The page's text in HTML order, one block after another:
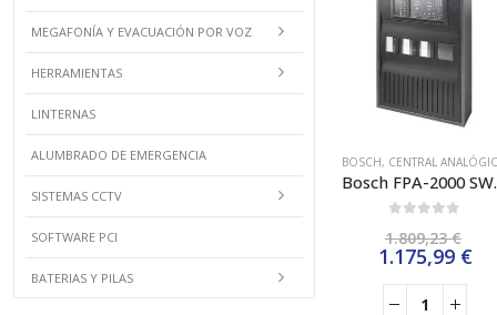
BOSCH, CENTRAL ANALÓGICA
Bosch FPA-2000
1.809,23€
1.175,99 €El
MEGAFONÍA Y EVACUACIÓN POR VOZ
HERRAMIENTAS
LINTERNAS
ALUMBRADO DE EMERGENCIA
SISTEMAS CCTV
SOFTWARE PCI
BATERIAS Y PILAS